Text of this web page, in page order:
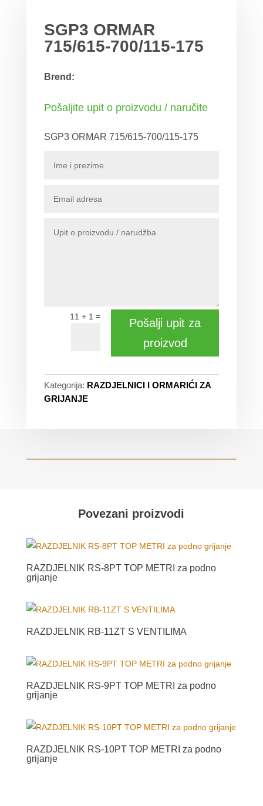
SGP3 ORMAR
715/615-700/115-175
Brend:
Pošaljite upit o proizvodu / naručite
SGP3 ORMAR 715/615-700/115-175
11 + 1 =
Pošalji upit za
proizvod
Kategorija: RAZDJELNICI I ORMARIĆI ZA
GRIJANJE
Povezani proizvodi
RAZDJELNIK RS-8PT TOP METRI za podno
grijanje
RAZDJELNIK RB-11ZT S VENTILIMA
RAZDJELNIK RS-9PT TOP METRI za podno
grijanje
RAZDJELNIK RS-10PT TOP METRI za podno
grijanje